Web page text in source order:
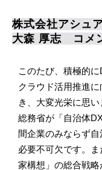
株式会社アシュ
大森 厚志　コメ
このたび、積極的
クラウド活用推進
き、大変光栄に思い
総務省が「自治体
間企業のみならず
必要不可欠です。
家構想」の総合戦